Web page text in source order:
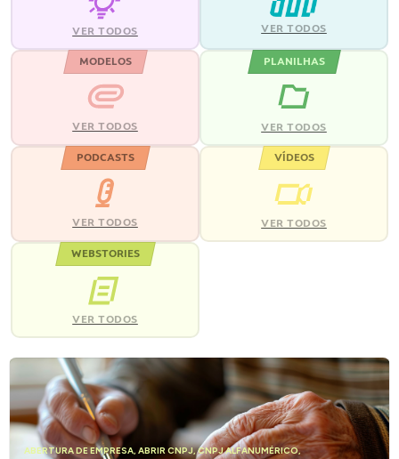
VER TODOS VER TODOS
MODELOS
VER TODOS
PLANILHAS
VER TODOS
PODCASTS
VER TODOS
VÍDEOS
VER TODOS
WEBSTORIES
VER TODOS
ABERTURA DE EMPRESA, ABRIR CNPJ,CNPJ ALFANUMÉRICO,